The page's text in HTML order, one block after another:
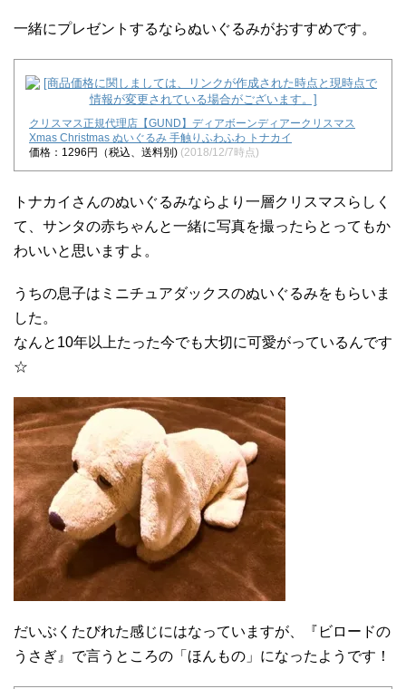
一緒にプレゼントするならぬいぐるみがおすすめです。
クリスマス正規代理店【GUND】ディアボーンディアークリスマス
Xmas Christmas ぬいぐるみ 手触りふわふわ トナカイ
価格：1296円（税込、送料別) (2018/12/7時点)
トナカイさんのぬいぐるみならより一層クリスマスらしく
て、サンタの赤ちゃんと一緒に写真を撮ったらとってもか
わいいと思いますよ。
うちの息子はミニチュアダックスのぬいぐるみをもらいま
した。
なんと10年以上たった今でも大切に可愛がっているんです
☆
だいぶくたびれた感じにはなっていますが、『ビロードの
うさぎ』で言うところの「ほんもの」になったようです！